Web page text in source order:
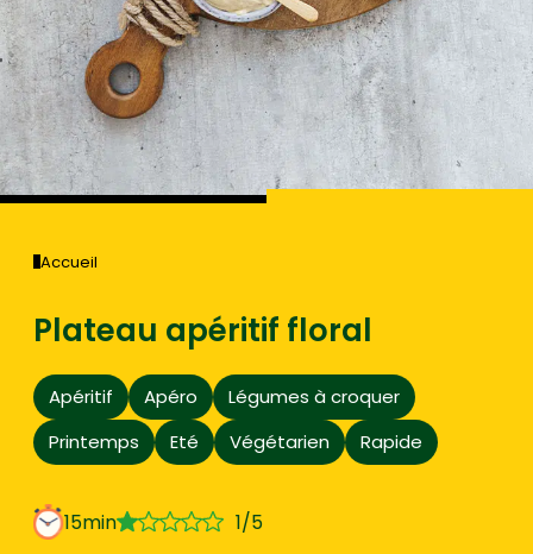
Accueil
Plateau apéritif floral
Apéritif Apéro
Légumes à croquer
Printemps
Eté Végétarien Rapide
15min 1/5